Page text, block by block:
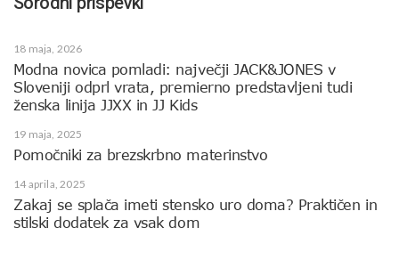
18 maja, 2026
Modna novica pomladi: največji JACK&JONES v
Sloveniji odprl vrata, premierno predstavljeni tudi
ženska linija JJXX in JJ Kids
19 maja, 2025
Pomočniki za brezskrbno materinstvo
14 aprila, 2025
Zakaj se splača imeti stensko uro doma? Praktičen in
stilski dodatek za vsak dom